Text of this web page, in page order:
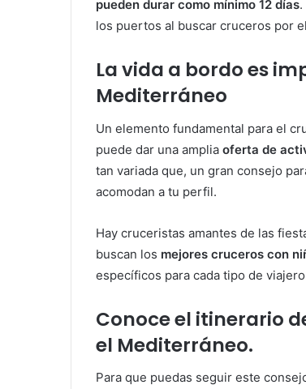
pueden durar como mínimo 12 días
los puertos al buscar cruceros por
La vida a bordo es
Mediterráneo
Un elemento fundamental para el
puede dar una amplia oferta de
tan variada que, un gran consejo
acomodan a tu perfil.
Hay cruceristas amantes de las
buscan los mejores cruceros con
específicos para cada tipo de
Conoce el itinerario
el Mediterráneo.
Para que puedas seguir este